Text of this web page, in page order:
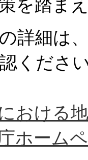
を踏ま
詳細は
くださ
おける
ホーム